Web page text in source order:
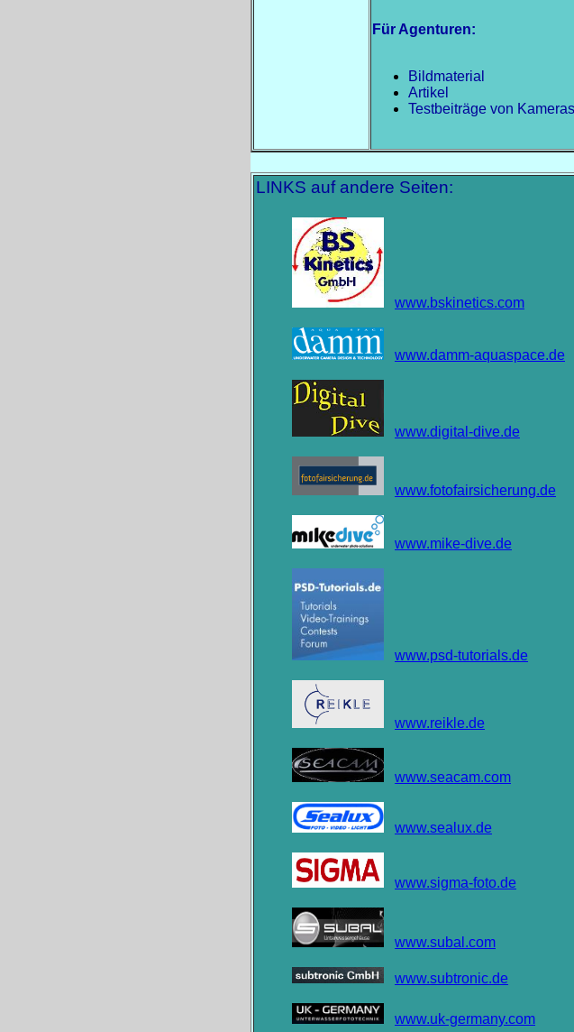
Für Agenturen:
Bildmaterial
Artikel
Testbeiträge von
LINKS auf andere Seiten:
www.bskinetics.com
www.damm-aquaspace.de
www.digital-dive.de
www.fotofairsicherung.de
www.mike-dive.de
www.psd-tutorials.de
www.reikle.de
www.seacam.com
www.sealux.de
www.sigma-foto.de
www.subal.com
www.subtronic.de
www.uk-germany.com